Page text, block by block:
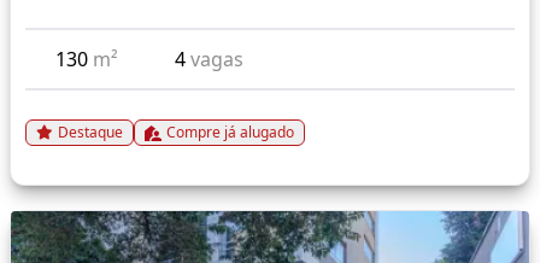
130 m² 4vagas
Destaque Compre já alugado